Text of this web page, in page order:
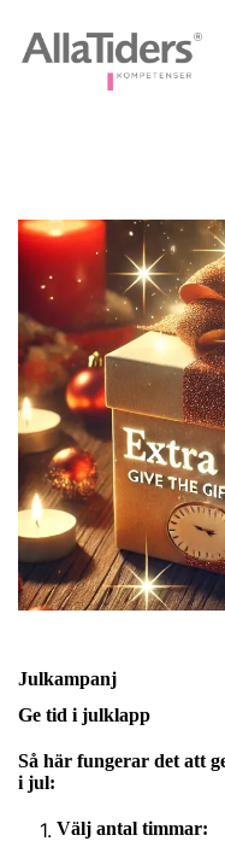
Julkampanj
Ge tid i julklapp
Så här fungerar det att
i jul:
Välj antal timmar: